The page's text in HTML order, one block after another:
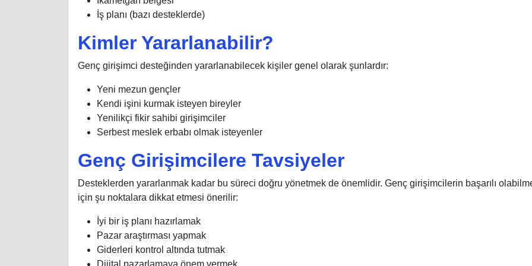
İş planı (bazı desteklerde)
Kimler Yararlanabilir?
Genç girişimci desteğinden yararlanabilecek kişiler genel olarak şunlardır:
Yeni mezun gençler
Kendi işini kurmak isteyen bireyler
Yenilikçi fikir sahibi girişimciler
Serbest meslek erbabı olmak isteyenler
Genç Girişimcilere Tavsiyeler
Desteklerden yararlanmak kadar bu süreci doğru yönetmek de önemlidir. Genç girişimcilerin başarılı
için şu noktalara dikkat etmesi önerilir:
İyi bir iş planı hazırlamak
Pazar araştırması yapmak
Giderleri kontrol altında tutmak